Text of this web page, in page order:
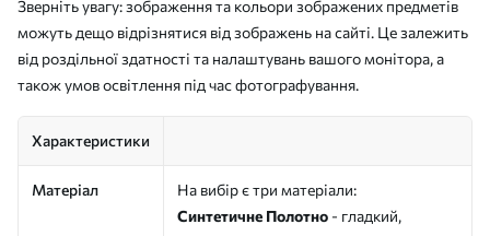
Зверніть увагу: зображення та кольори зображених предметів
можуть дещо відрізнятися від зображень на сайті. Це залежить
від роздільної здатності та налаштувань вашого монітора, а
також умов освітлення під час фотографування.
Характеристики
Матеріал
На вибір є три матеріали:
Синтетичне Полотно - гладкий,